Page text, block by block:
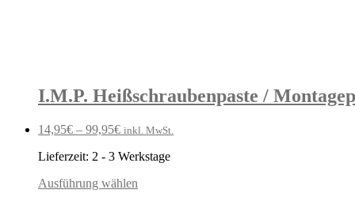
I.M.P. Heißschraubenpaste /
14,95€ – 99,95€ inkl. MwSt.
Lieferzeit: 2 - 3 Werkstage
Ausführung wählen